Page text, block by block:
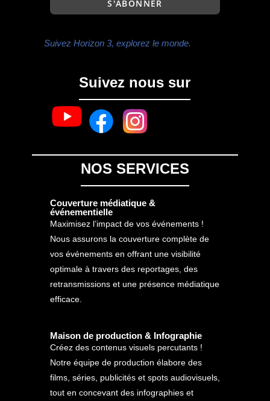
Suivez Horizon 3, explorez le monde.
Suivez nous sur
NOS SERVICES
Couverture médiatique &
événementielle
Maximisez l’impact de vos événements !
Nous assurons la couverture complète de
vos événements en offrant une visibilité
optimale à travers des reportages, des
retransmissions et une présence médiatique
efficace.
Maison de production & Infographie
Créez des contenus visuels percutants !
Notre équipe de production élabore des
films, séries, publicités et spots audiovisuels,
tout en concevant des infographies et